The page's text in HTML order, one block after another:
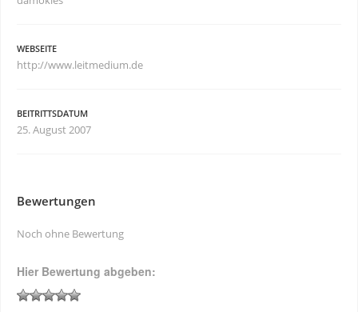
WEBSEITE
http://www.leitmedium.de
BEITRITTSDATUM
25. August 2007
Bewertungen
Noch ohne Bewertung
Hier Bewertung abgeben: